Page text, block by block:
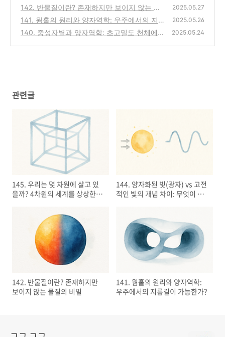
념 차이: 무엇이 다를까?
(0)
142. 반물질이란? 존재하지만 보이지 않는 물
질의 비밀
(0)
2025.05.27
141. 웜홀의 원리와 양자역학: 우주에서의 지
름길이 가능한가?
(0)
2025.05.26
140. 중성자별과 양자역학: 초고밀도 천체에
2025.05.24
관련글
145. 우리는 몇 차원에 살고 있
을까? 4차원의 세계를 상상한다
144. 양자화된 빛(광자) vs 고전
적인 빛의 개념 차이: 무엇이 다
142. 반물질이란? 존재하지만
보이지 않는 물질의 비밀
141. 웜홀의 원리와 양자역학:
우주에서의 지름길이 가능한가?